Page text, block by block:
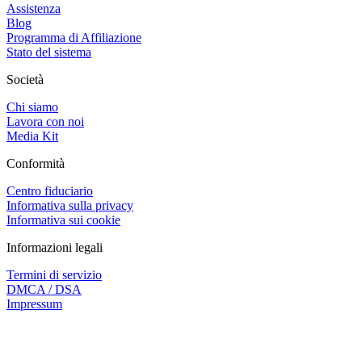
Assistenza
Blog
Programma di Affiliazione
Stato del sistema
Società
Chi siamo
Lavora con noi
Media Kit
Conformità
Centro fiduciario
Informativa sulla privacy
Informativa sui cookie
Informazioni legali
Termini di servizio
DMCA / DSA
Impressum